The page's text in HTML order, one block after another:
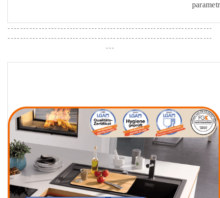
------------------------------------------------------------------
------------------------------------------------------------------
---